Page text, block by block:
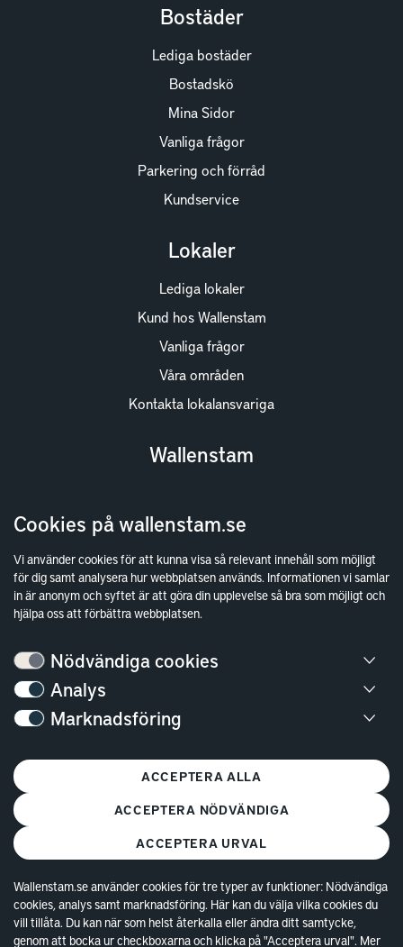
Cookies på wallenstam.se
Vi använder cookies för att kunna visa så relevant innehåll som möjligt
för dig samt analysera hur webbplatsen används. Informationen vi samlar
in är anonym och syftet är att göra din upplevelse så bra som möjligt och
hjälpa oss att förbättra webbplatsen.
Nödvändiga cookies
Analys
Marknadsföring
ACCEPTERA ALLA
ACCEPTERA NÖDVÄNDIGA
ACCEPTERA URVAL
Wallenstam.se använder cookies för tre typer av funktioner: Nödvändiga
cookies, analys samt marknadsföring. Här kan du välja vilka cookies du
vill tillåta. Du kan när som helst återkalla eller ändra ditt samtycke,
genom att bocka ur checkboxarna och klicka på "Acceptera urval". Mer
Bostäder
Lediga bostäder
Bostadskö
Mina Sidor
Vanliga frågor
Parkering och förråd
Kundservice
Lokaler
Lediga lokaler
Kund hos Wallenstam
Vanliga frågor
Våra områden
Kontakta lokalansvariga
Wallenstam
Finansiella rapporter
Sök fakturamottagare
Våra fastigheter
Hållbarhet
Kundservice
Stockholm
© Copyright 2026 Wallenstam AB (publ)
Cookies
Behandling av personuppgifter